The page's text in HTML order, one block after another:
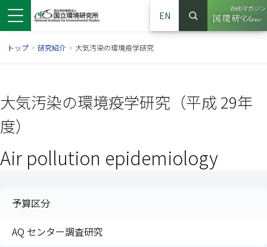
ウで開きます）
ンドウで開きます）
ウインドウで開きます）
EN
サイト内検索
検索
Webマガジン
（別ウイ
トップ > 研究紹介 > 大気汚染の環境疫学研究
大気汚染の環境疫学研究（平成 29年
度）
Air pollution epidemiology
予算区分
AQ センター調査研究